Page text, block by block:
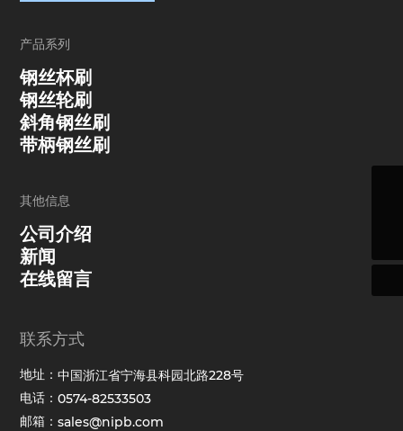
产品系列
钢丝杯刷
钢丝轮刷
斜角钢丝刷
带柄钢丝刷
其他信息
公司介绍
新闻
在线留言
联系方式
地址：中国浙江省宁海县科园北路228号
电话：0574-82533503
邮箱：sales@nipb.com